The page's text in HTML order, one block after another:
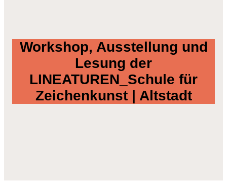
Workshop, Ausstellung und
Lesung der
LINEATUREN_Schule für
Zeichenkunst | Altstadt